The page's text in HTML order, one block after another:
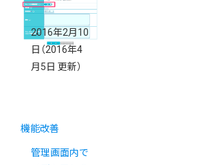
2016年2月10
日 （2016年4
月5日 更新）
機能改善
管理画面内で